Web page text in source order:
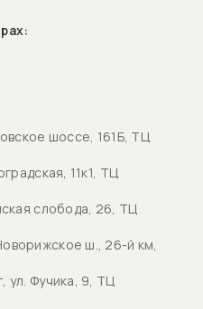
шоссе, 161Б, ТЦ
11к1, ТЦ
слобода, 26, ТЦ
ш., 26-й км,
ул. Фучика, 9, ТЦ